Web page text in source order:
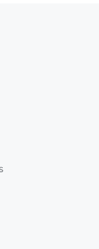
em nós
Porto de